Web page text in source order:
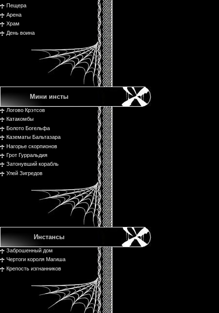
Пещера
Арена
Храм
День воина
Мини инсты
Логово Крэтсов
Катакомбы
Болото Богельфа
Казематы Бальтазара
Нагорье скорпионов
Грот Гурральдия
Затонувший корабль
Улей Зигредов
Инстансы
Заброшенный дом
Чертоги короля Магиша
Крепость изгнанников